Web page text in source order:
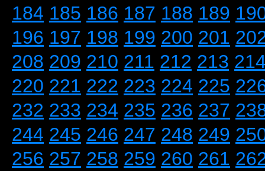
184 185 186 187 188 189
196 197 198 199 200 201
208 209 210 211 212 213
220 221 222 223 224 225
232 233 234 235 236 237
244 245 246 247 248 249
256 257 258 259 260 261